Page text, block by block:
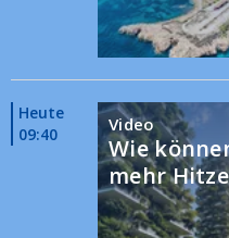
Heute
09:40
Video
Wie
mehr